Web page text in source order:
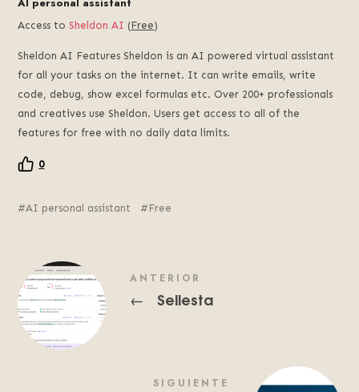
AI personal assistant
Access to Sheldon AI (Free)
Sheldon AI Features Sheldon is an AI powered virtual assistant
for all your tasks on the internet. It can write emails, write
code, debug, show excel formulas etc. Over 200+ professionals
and creatives use Sheldon. Users get access to all of the
features for free with no daily data limits.
0
AI personal assistant Free
ANTERIOR
← Sellesta
SIGUIENTE